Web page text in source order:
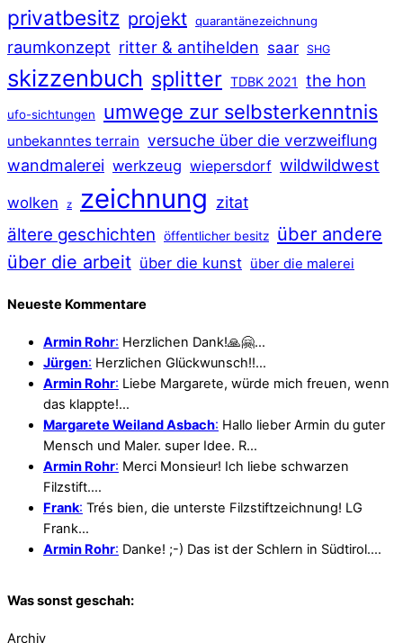
privatbesitz projekt quarantänezeichnung
raumkonzept ritter & antihelden saar SHG
skizzenbuch splitter TDBK 2021 the hon
ufo-sichtungen umwege zur selbsterkenntnis
unbekanntes terrain versuche über die verzweiflung
wandmalerei werkzeug wiepersdorf wildwildwest
wolken z zeichnung zitat
ältere geschichten öffentlicher besitz über andere
über die arbeit über die kunst über die malerei
Neueste Kommentare
Armin Rohr: Herzlichen Dank!🙏🤗…
Jürgen: Herzlichen Glückwunsch!!…
Armin Rohr: Liebe Margarete, würde mich freuen, wenn
das klappte!…
Margarete Weiland Asbach: Hallo lieber Armin du guter
Mensch und Maler. super Idee. R…
Armin Rohr: Merci Monsieur! Ich liebe schwarzen
Filzstift.…
Frank: Trés bien, die unterste Filzstiftzeichnung! LG
Frank…
Armin Rohr: Danke! ;-) Das ist der Schlern in Südtirol.…
Was sonst geschah:
Archiv